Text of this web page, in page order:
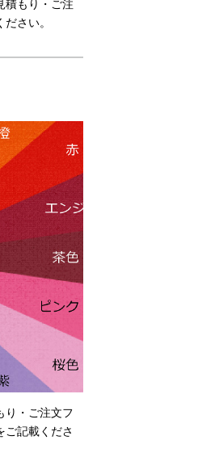
積もり・ご注
さい。
り・ご注文フ
ご記載くださ